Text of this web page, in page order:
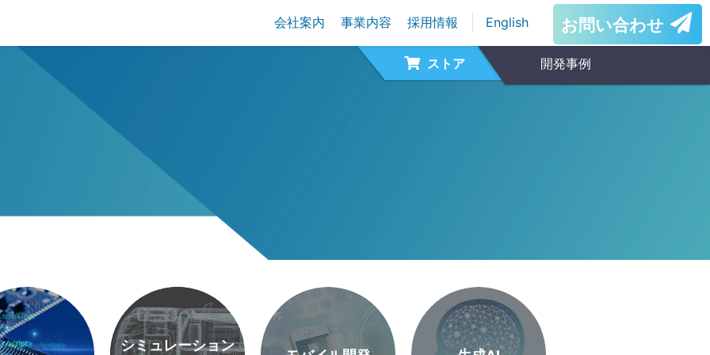
会社案内 事業内容 採用情報 English お問い合わせ
ストア 開発事例
シミュレーション